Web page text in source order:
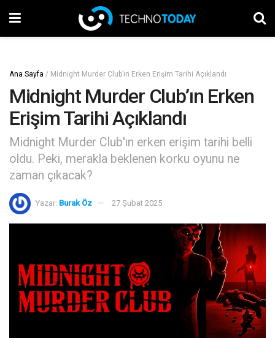
Ana Sayfa / Midnight Murder Club’ın Erken Erişim Tarihi Açıklandı
Midnight Murder Club’ın Erken
Erişim Tarihi Açıklandı
Midnight Murder Club'ın erken erişim tarihi belli
oldu. Peki, merakla beklenen korku oyunu ne
zaman çıkacak?
Yazar: Burak Öz 27 Şubat 2025